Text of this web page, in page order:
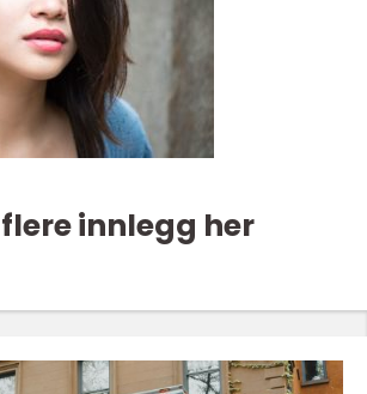
flere innlegg her